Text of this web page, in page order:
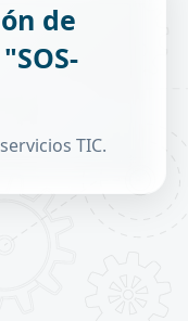
de
TIC.
(helpdesk).
de redes.